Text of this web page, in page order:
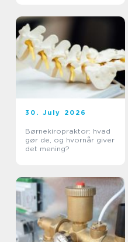
30. July 2026
Børnekiropraktor: hvad
gør de, og hvornår giver
det mening?